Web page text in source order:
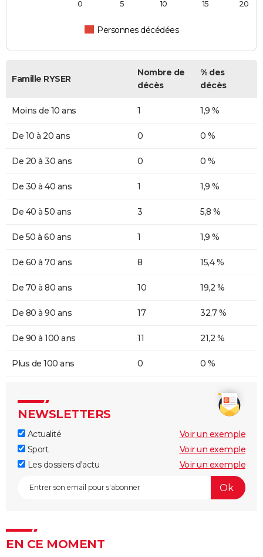
Personnes décédées
0 5 10 15 20
Famille RYSER
Nombre de
décès
% des
décès
Moins de 10 ans 1 1,9 %
De 10 à 20 ans 0 0 %
De 20 à 30 ans 0 0 %
De 30 à 40 ans 1 1,9 %
De 40 à 50 ans 3 5,8 %
De 50 à 60 ans 1 1,9 %
De 60 à 70 ans 8 15,4 %
De 70 à 80 ans 10 19,2 %
De 80 à 90 ans 17 32,7 %
De 90 à 100 ans 11 21,2 %
Plus de 100 ans 0 0 %
NEWSLETTERS
Actualité
Voir un exemple
Sport
Voir un exemple
Les dossiers d'actu
Voir un exemple
EN CE MOMENT